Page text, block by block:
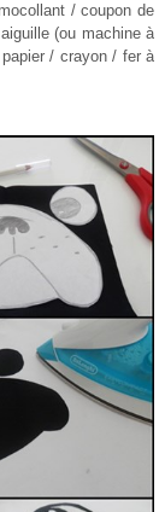
/ coupon de
(ou machine à
/ crayon / fer à